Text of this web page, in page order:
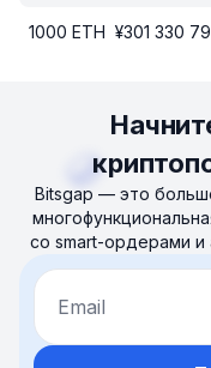
1000 ETH ¥301 330
Bitsgap — это
со smart-ордерами и
Email